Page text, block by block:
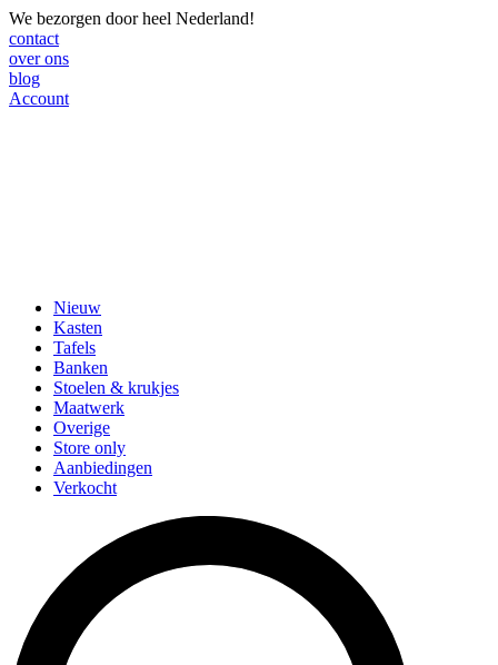
We bezorgen door heel Nederland!
contact
over ons
blog
Account
Nieuw
Kasten
Tafels
Banken
Stoelen & krukjes
Maatwerk
Overige
Store only
Aanbiedingen
Verkocht